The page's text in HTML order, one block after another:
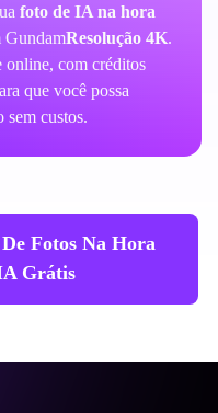
foto de IA na hora
GundamResolução 4K.
online, com créditos
que você possa
sem custos.
Fotos Na Hora
Grátis